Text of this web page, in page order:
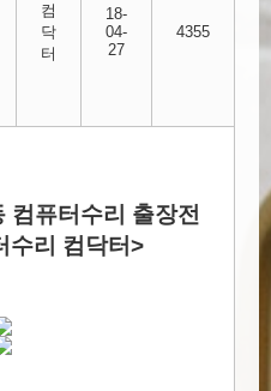
컴
닥
터
18-
04-
27
4355
컴퓨터수리 출장전
수리 컴닥터>